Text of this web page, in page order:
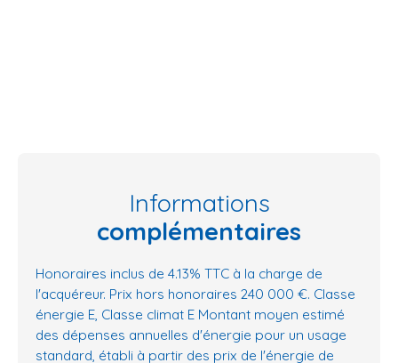
Informations
complémentaires
Honoraires inclus de 4.13% TTC à la charge de
l'acquéreur. Prix hors honoraires 240 000 €. Classe
énergie E, Classe climat E Montant moyen estimé
des dépenses annuelles d'énergie pour un usage
standard, établi à partir des prix de l'énergie de